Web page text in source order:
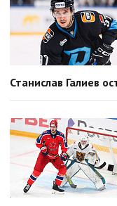
Станислав Галиев